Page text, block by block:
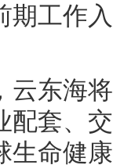
期工作
云东海
配套、
生命健